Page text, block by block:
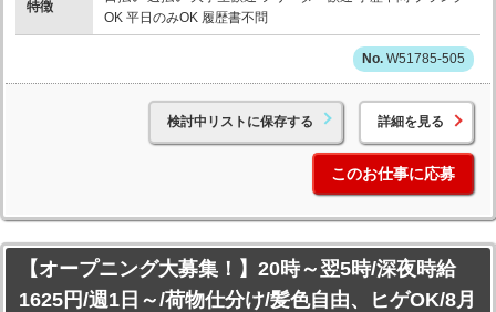
特徴
OK 平日のみOK 履歴書不問
W51785-505
検討中リストに保存する 詳細を見る
このお仕事に応募
【オープニング大募集！】20時～翌5時/深夜時給
1625円/週1日～/荷物仕分け/髪色自由、ヒゲOK/8月